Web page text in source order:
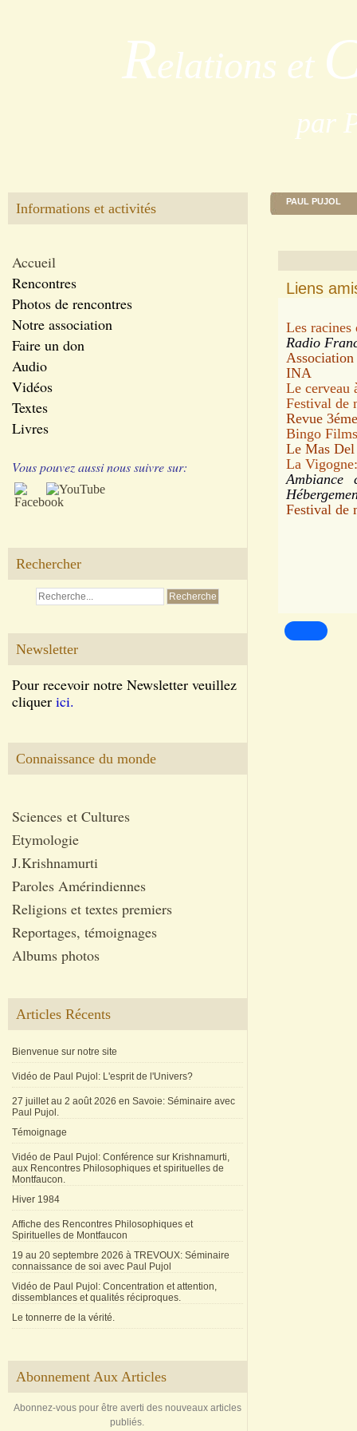
Relations et
par
Informations et activités
Accueil
Rencontres
Photos de rencontres
Notre association
Faire un don
Audio
Vidéos
Textes
Livres
Vous pouvez aussi nous suivre sur:
Rechercher
Newsletter
Pour recevoir notre Newsletter veuillez
cliquer ici.
Connaissance du monde
Sciences et Cultures
Etymologie
J.Krishnamurti
Paroles Amérindiennes
Religions et textes premiers
Reportages, témoignages
Albums photos
Articles Récents
Bienvenue sur notre site
Vidéo de Paul Pujol: L'esprit de l'Univers?
27 juillet au 2 août 2026 en Savoie: Séminaire avec
Paul Pujol.
Témoignage
Vidéo de Paul Pujol: Conférence sur Krishnamurti,
aux Rencontres Philosophiques et spirituelles de
Montfaucon.
Hiver 1984
Affiche des Rencontres Philosophiques et
Spirituelles de Montfaucon
19 au 20 septembre 2026 à TREVOUX: Séminaire
connaissance de soi avec Paul Pujol
Vidéo de Paul Pujol: Concentration et attention,
dissemblances et qualités réciproques.
Le tonnerre de la vérité.
Abonnement Aux Articles
Abonnez-vous pour être averti des nouveaux articles
publiés.
PAUL PUJOL
Liens
Les racines
Radio
INA
Le cerveau
Festival de
Revue
Bingo Films
Le Mas Del
La
Ambiance
Festival de